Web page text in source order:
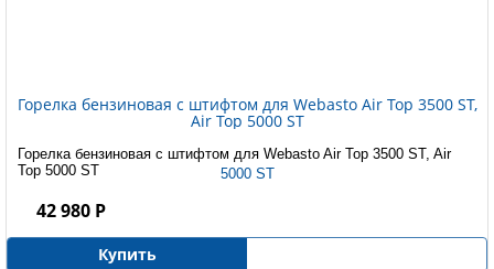
Горелка бензиновая с штифтом для Webasto Air Top 3500 ST,
Air Top 5000 ST
Горелка бензиновая с штифтом для Webasto Air Top 3500 ST, Air
Top 5000 ST
42 980 Р
Купить